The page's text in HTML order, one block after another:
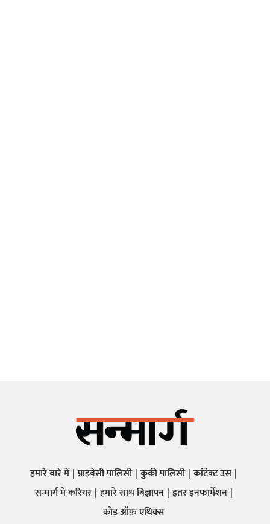
हमारे बारे में प्राइवेसी पालिसी कुकी पालिसी कांटेक्ट उस
सन्मार्ग में करियर हमारे साथ बिज्ञापन इतर इनफार्मेशन
कोड ऑफ़ एथिक्स